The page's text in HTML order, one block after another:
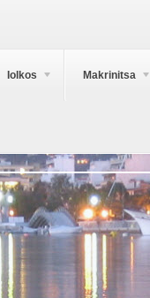
Iolkos Makrinitsa